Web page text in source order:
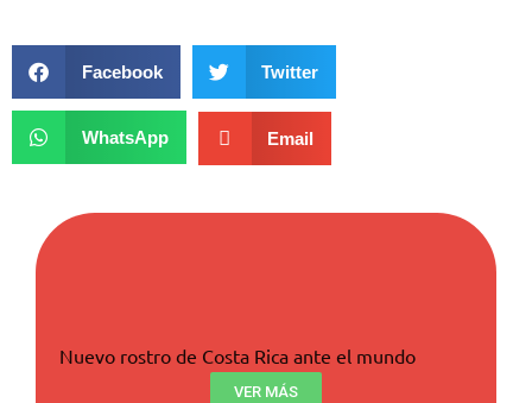
Facebook Twitter
WhatsApp Email
Nuevo rostro de Costa Rica ante el mundo
VER MÁS